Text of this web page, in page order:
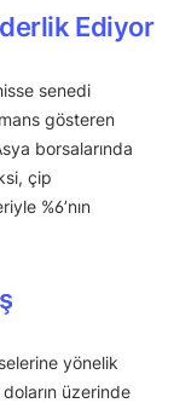
Ediyor
senedi
gösteren
borsalarında
çip
%6’nın
yönelik
üzerinde